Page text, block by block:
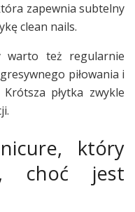
zapewnia subtelny
clean nails.
warto też regularnie
piłowania i
płytka zwykle
który
choć jest